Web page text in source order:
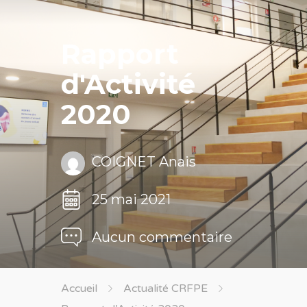
d'Activité
2020
COIGNET Anais
25 mai 2021
Aucun commentaire
Accueil
Actualité CRFPE